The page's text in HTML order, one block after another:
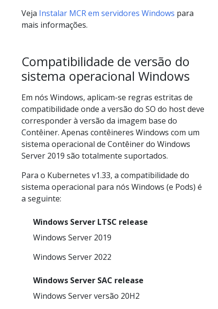
Veja Instalar MCR em servidores Windows para
mais informações.
Compatibilidade de versão do
sistema operacional Windows
Em nós Windows, aplicam-se regras estritas de
compatibilidade onde a versão do SO do host deve
corresponder à versão da imagem base do
Contêiner. Apenas contêineres Windows com um
sistema operacional de Contêiner do Windows
Server 2019 são totalmente suportados.
Para o Kubernetes v1.33, a compatibilidade do
sistema operacional para nós Windows (e Pods) é
a seguinte:
Windows Server LTSC release
Windows Server 2019
Windows Server 2022
Windows Server SAC release
Windows Server versão 20H2